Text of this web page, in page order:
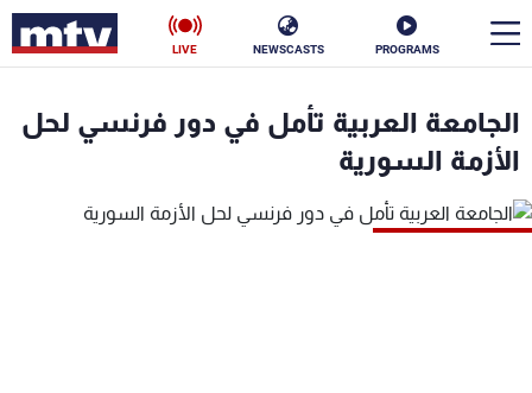
PROGRAMS
NEWSCASTS
LIVE
الجامعة العربية تأمل في دور فرنسي لحل
الأزمة السورية
الأخبار
سياسة ناس